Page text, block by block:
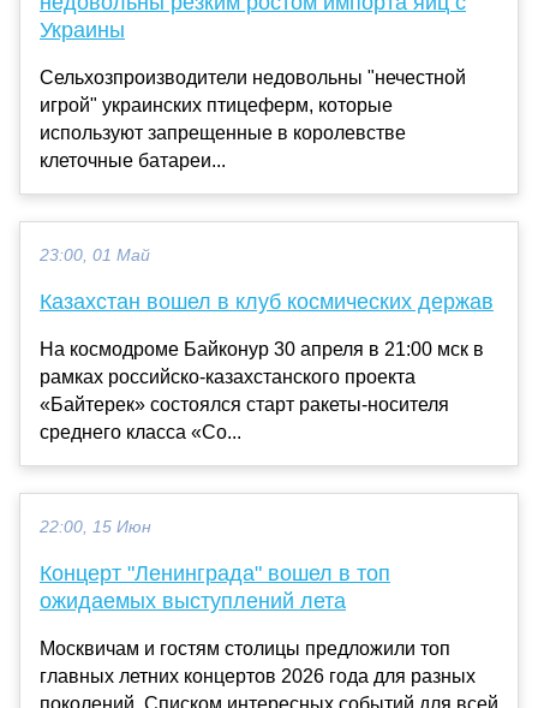
Украины
Сельхозпроизводители недовольны "нечестной
игрой" украинских птицеферм, которые
используют запрещенные в королевстве
клеточные батареи...
23:00, 01 Май
Казахстан вошел в клуб космических держав
На космодроме Байконур 30 апреля в 21:00 мск в
рамках российско-казахстанского проекта
«Байтерек» состоялся старт ракеты-носителя
среднего класса «Со...
22:00, 15 Июн
Концерт "Ленинграда" вошел в топ
ожидаемых выступлений лета
Москвичам и гостям столицы предложили топ
главных летних концертов 2026 года для разных